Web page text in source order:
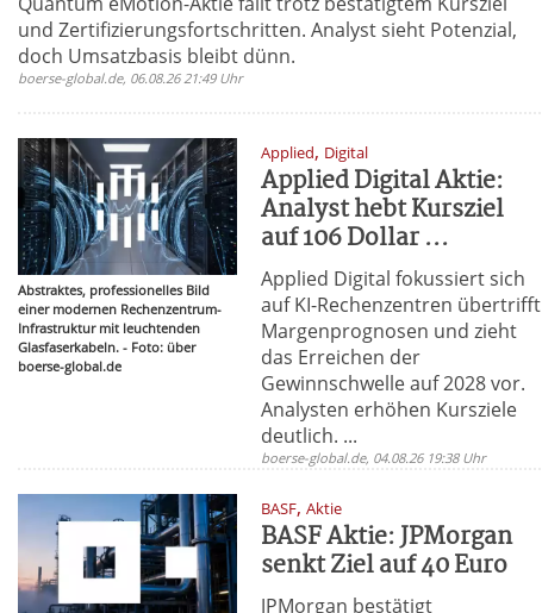
und Zertifizierungsfortschritten. Analyst sieht Potenzial,
doch Umsatzbasis bleibt dünn.
boerse-global.de, 06.08.26 21:49 Uhr
Abstraktes, professionelles Bild
einer modernen Rechenzentrum-
Infrastruktur mit leuchtenden
Glasfaserkabeln. - Foto: über
boerse-global.de
Applied, Digital
Applied Digital Aktie:
Analyst hebt Kursziel
auf 106 Dollar ...
Applied Digital fokussiert sich
auf KI-Rechenzentren übertrifft
Margenprognosen und zieht
das Erreichen der
Gewinnschwelle auf 2028 vor.
Analysten erhöhen Kursziele
deutlich. ...
boerse-global.de, 04.08.26 19:38 Uhr
BASF,Aktie
BASF Aktie: JPMorgan
senkt Ziel auf 40 Euro
JPMorgan bestätigt